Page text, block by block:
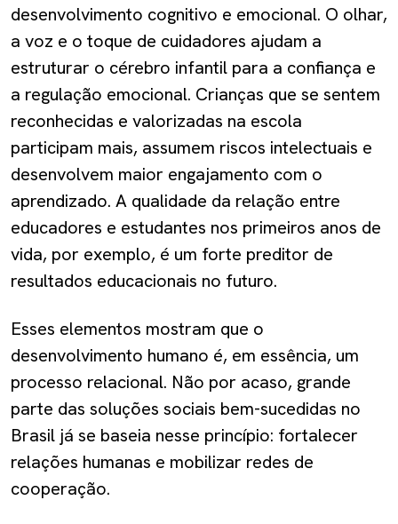
desenvolvimento cognitivo e emocional. O olhar,
a voz e o toque de cuidadores ajudam a
estruturar o cérebro infantil para a confiança e
a regulação emocional. Crianças que se sentem
reconhecidas e valorizadas na escola
participam mais, assumem riscos intelectuais e
desenvolvem maior engajamento com o
aprendizado. A qualidade da relação entre
educadores e estudantes nos primeiros anos de
vida, por exemplo, é um forte preditor de
resultados educacionais no futuro.
Esses elementos mostram que o
desenvolvimento humano é, em essência, um
processo relacional. Não por acaso, grande
parte das soluções sociais bem-sucedidas no
Brasil já se baseia nesse princípio: fortalecer
relações humanas e mobilizar redes de
cooperação.